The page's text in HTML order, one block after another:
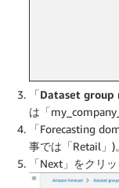
「Dataset group
は「
「Forecasting
事では「Retail」)。
「Next」をクリッ